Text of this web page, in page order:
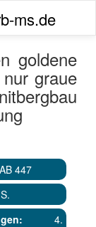
ms.de
goldene
graue
447
4.